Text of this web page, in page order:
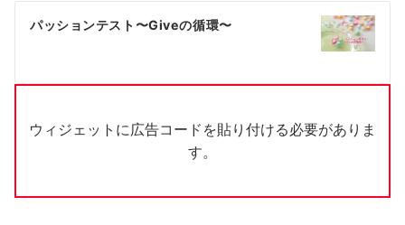
ン
パッションテスト〜Giveの循環〜
ウィジェットに広告コードを貼り付ける必要がありま
す。